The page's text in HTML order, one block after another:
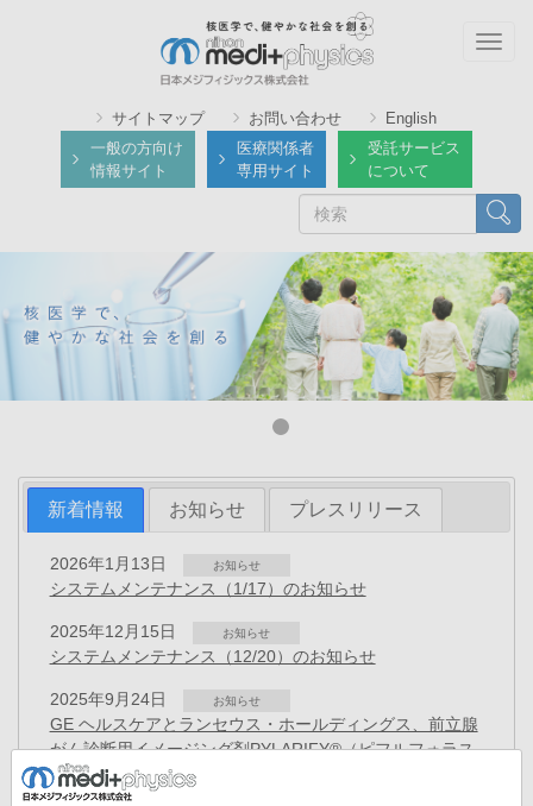
サイトマップ お問い合わせ
English
一般の方向け
情報サイト
医療関係者
専用サイト
受託サービス
について
検索
新着情報 お知らせ プレスリリース
2026年1月13日 お知らせ
システムメンテナンス（1/17）のお知らせ
2025年12月15日 お知らせ
システムメンテナンス（12/20）のお知らせ
2025年9月24日 お知らせ
GE ヘルスケアとランセウス・ホールディングス、前立腺
がん診断用イメージング剤PYLARIFY®（ピフルフォラス
タット F18）の日本独占ライセンス契約を締結（GEヘル
スケアのサイトに移動します）